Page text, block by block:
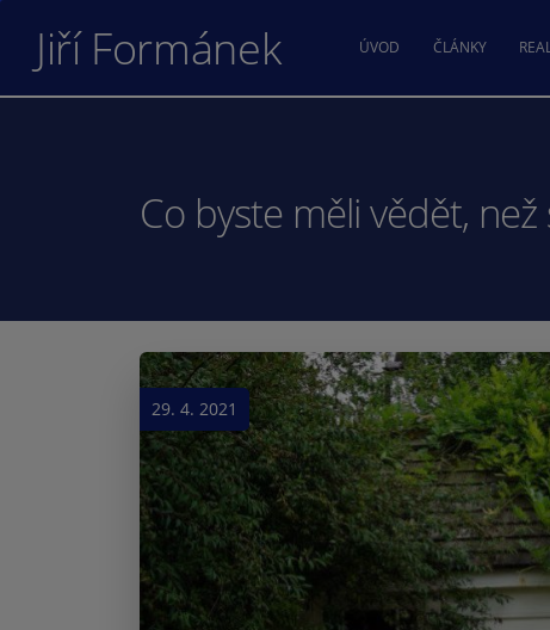
Jiří Formánek ÚVOD ČLÁNKY
Co byste měli vědět,
29. 4. 2021